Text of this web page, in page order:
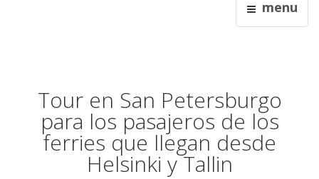
menu
Tour en San Petersburgo
para los pasajeros de los
ferries que llegan desde
Helsinki y Tallin